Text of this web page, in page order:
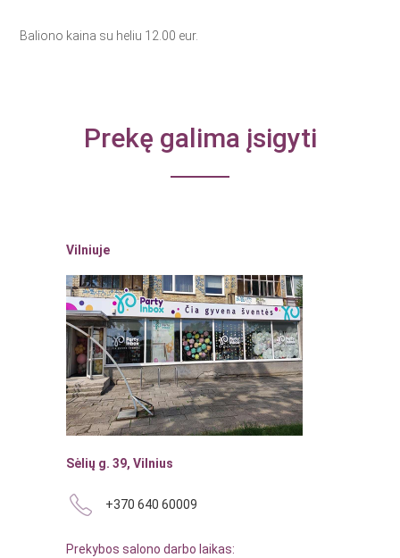
Baliono kaina su heliu 12.00 eur.
Prekę galima įsigyti
Vilniuje
Sėlių g. 39, Vilnius
+370 640 60009
Prekybos salono darbo laikas: